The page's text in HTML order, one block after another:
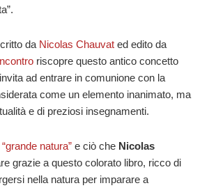
da Nicolas Chauvat ed edito da
riscopre questo antico concetto
ad entrare in comunione con la
come un elemento inanimato, ma
e di preziosi insegnamenti.
natura” e ciò che Nicolas
grazie a questo colorato libro, ricco di
nella natura per imparare a